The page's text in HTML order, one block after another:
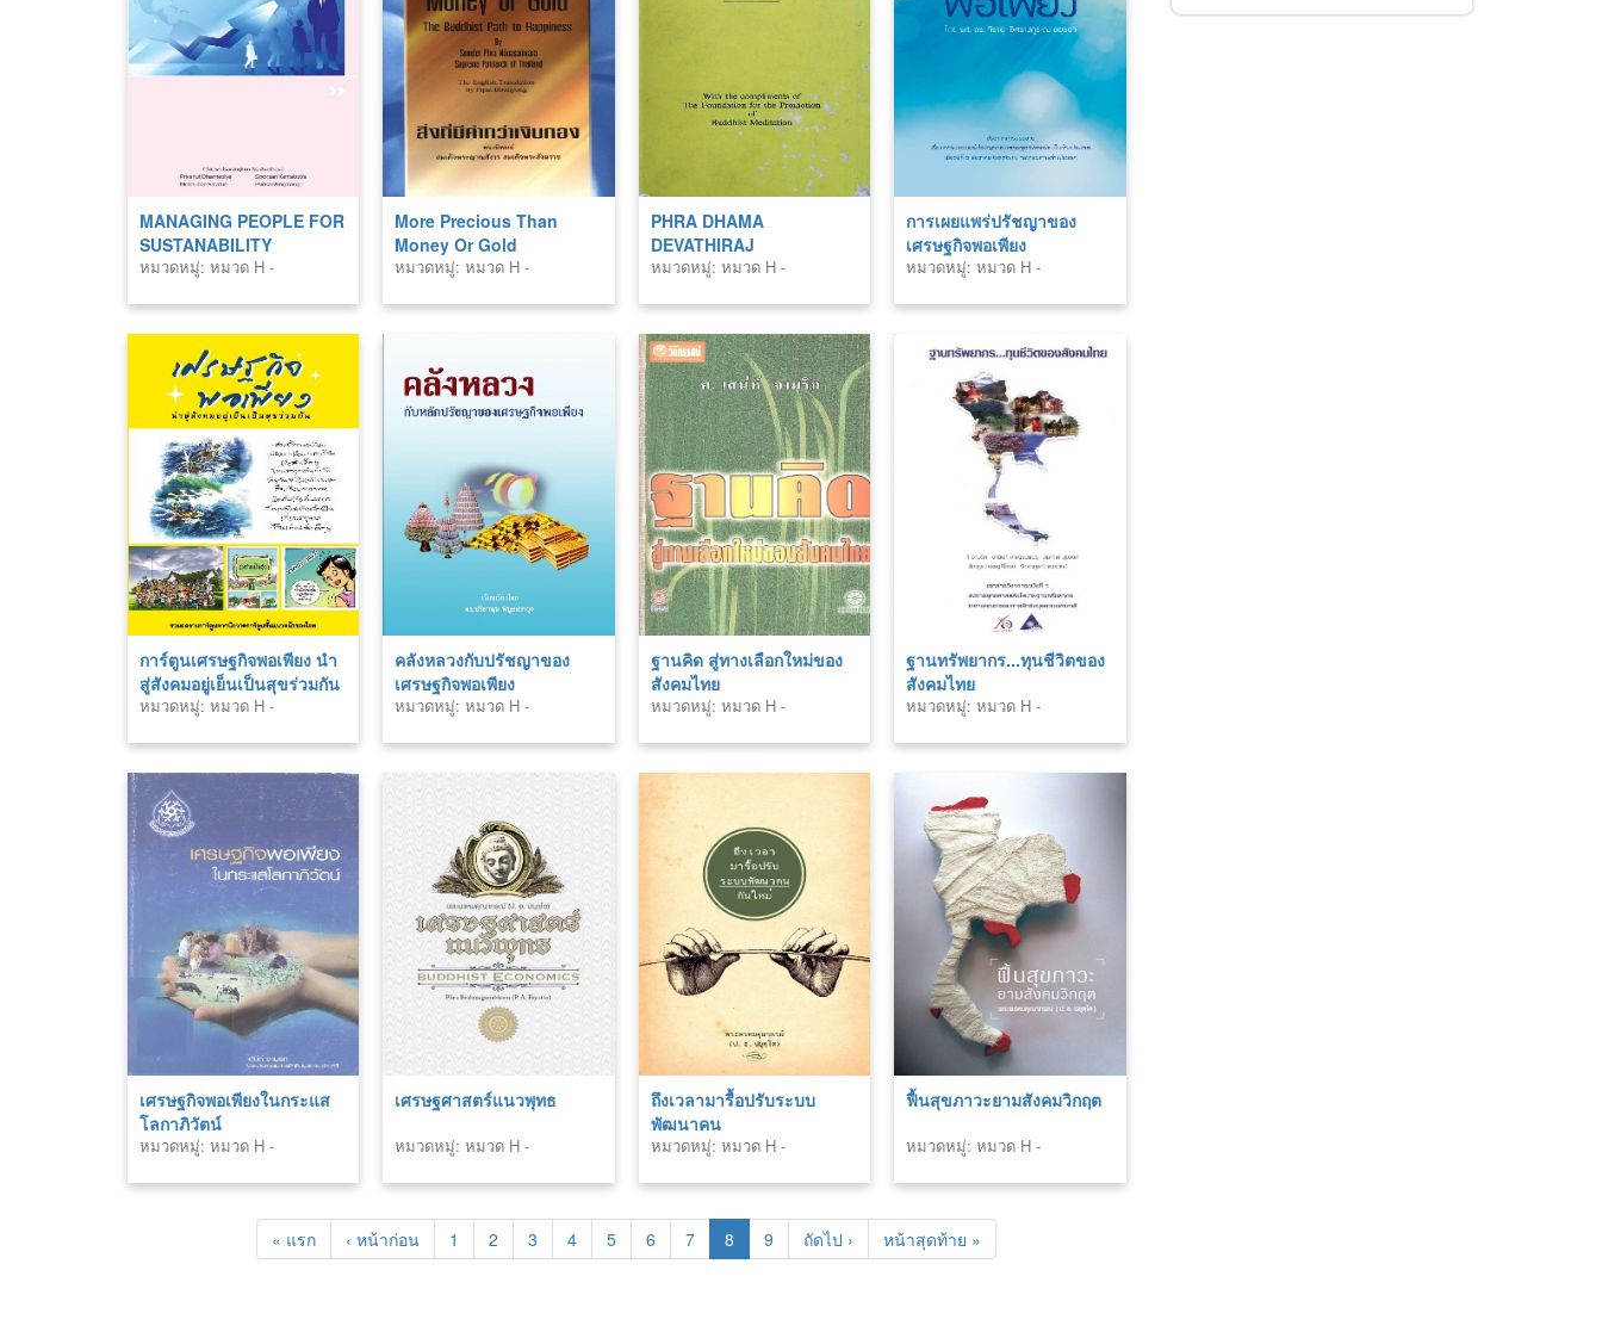
MANAGING PEOPLE FOR
SUSTANABILITY
หมวดหมู่: หมวด H -
Sciences)
More Precious Than
Money Or Gold
หมวดหมู่: หมวด H -
Sciences)
PHRA DHAMA
DEVATHIRAJ
หมวดหมู่: หมวด H -
Sciences)
การเผยแพร่ปรัชญาของ
เศรษฐกิจพอเพียง
หมวดหมู่: หมวด H -
Sciences)
การ์ตูนเศรษฐกิจพอเพียง นำ
สู่สังคมอยู่เย็นเป็นสุขร่วมกัน
หมวดหมู่: หมวด H -
Sciences)
คลังหลวงกับปรัชญาของ
เศรษฐกิจพอเพียง
หมวดหมู่: หมวด H -
Sciences)
ฐานคิด สู่ทางเลือกใหม่ของ
สังคมไทย
หมวดหมู่: หมวด H -
Sciences)
ฐานทรัพยากร...ทุนชีวิตของ
สังคมไทย
หมวดหมู่: หมวด H -
Sciences)
เศรษฐกิจพอเพียงในกระแส
โลกาภิวัตน์
หมวดหมู่: หมวด H -
Sciences)
เศรษฐศาสตร์แนวพุทธ
หมวดหมู่: หมวด H -
Sciences)
ถึงเวลามารื้อปรับระบบ
พัฒนาคน
หมวดหมู่: หมวด H -
Sciences)
ฟื้นสุขภาวะยามสังคมวิกฤต
หมวดหมู่: หมวด H -
Sciences)
« แรก ‹ หน้าก่อน 1 2 3 4 5 6 7 8 9 ถัดไป › หน้าสุดท้าย »